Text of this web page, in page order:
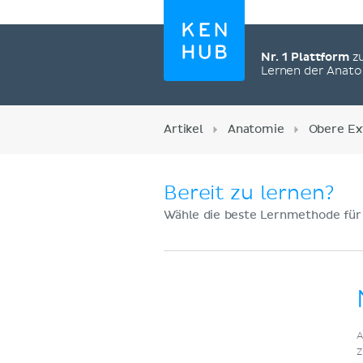
Nr. 1 Plattform
Lernen der
Artikel Anatomie Obere
Bereit zu lernen?
Wähle die beste Lernmethode für